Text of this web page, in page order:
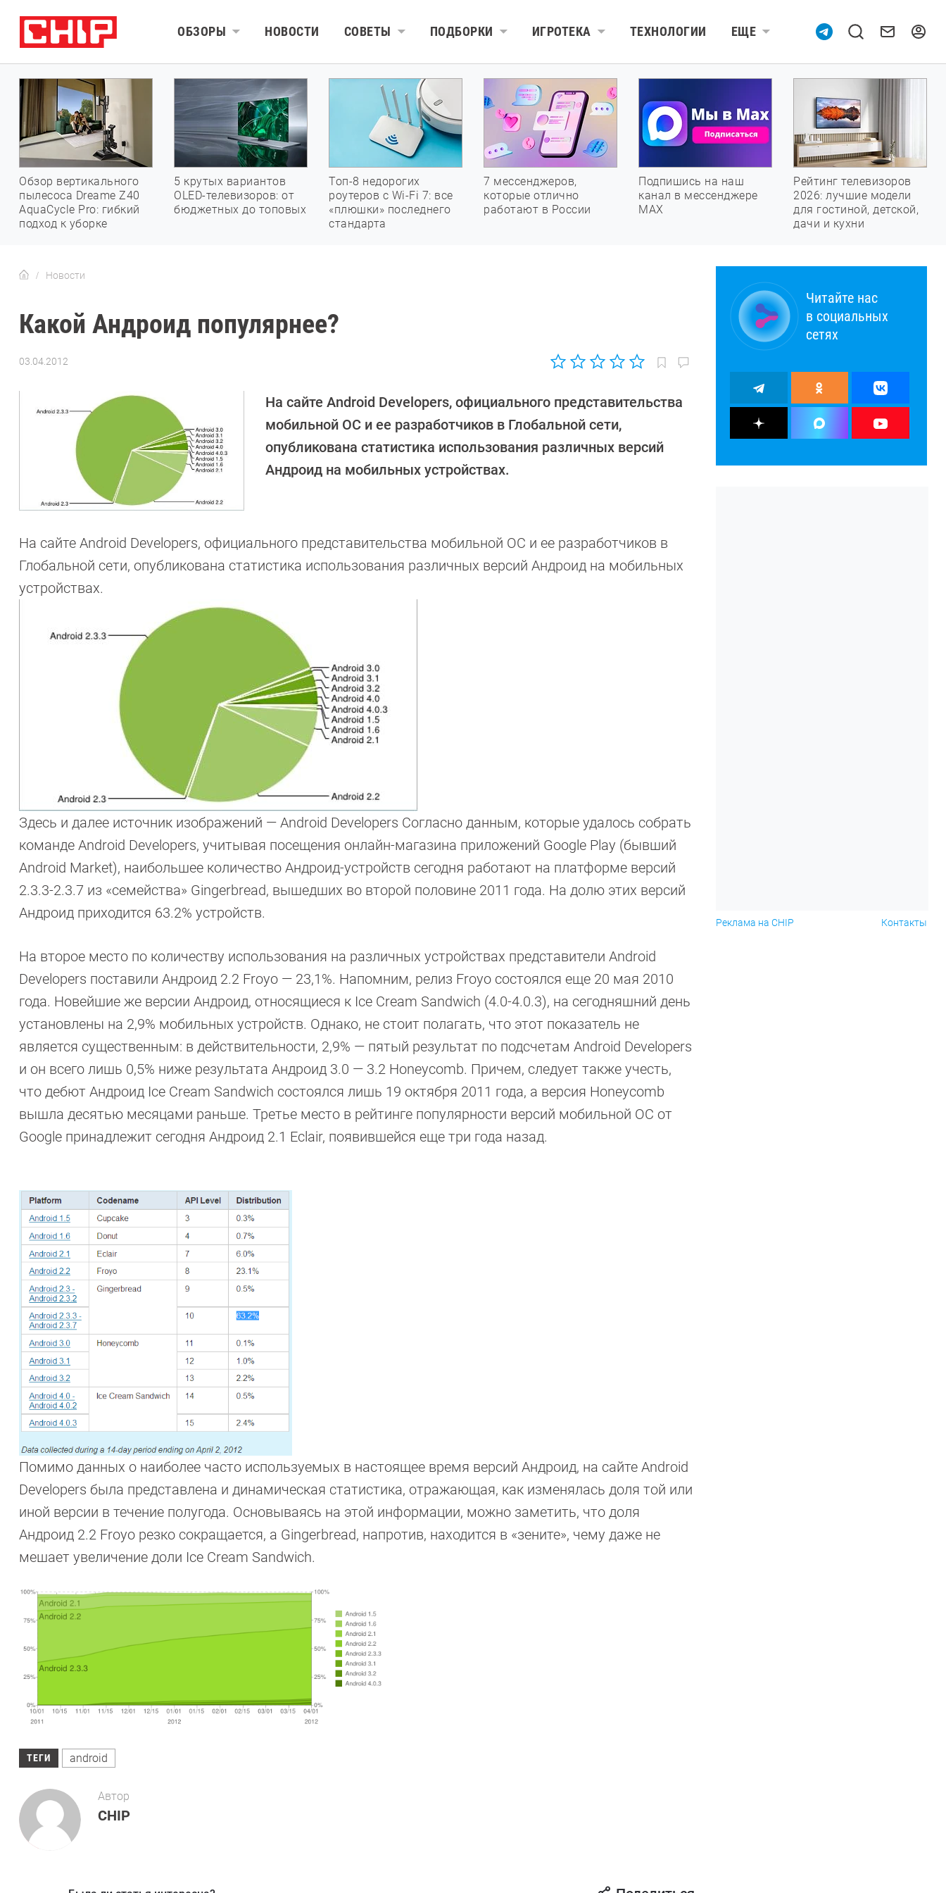
ОБЗОРЫ НОВОСТИ СОВЕТЫ ПОДБОРКИ ИГРОТЕКА ТЕХНОЛОГИИ ЕЩЕ
Обзор вертикального
пылесоса Dreame Z40
AquaCycle Pro: гибкий
подход к уборке
5 крутых вариантов
OLED-телевизоров: от
бюджетных до топовых
Топ-8 недорогих
роутеров с Wi-Fi 7: все
«плюшки» последнего
стандарта
7 мессенджеров,
которые отлично
работают в России
Подпишись на наш
канал в мессенджере
МАХ
Рейтинг телевизоров
2026: лучшие модели
для гостиной, детской,
дачи и кухни
Новости
Какой Андроид популярнее?
03.04.2012
На сайте Android Developers, официального представительства
мобильной ОС и ее разработчиков в Глобальной сети,
опубликована статистика использования различных версий
Андроид на мобильных устройствах.
На сайте Android Developers, официального представительства мобильной ОС и ее разработчиков в
Глобальной сети, опубликована статистика использования различных версий Андроид на мобильных
устройствах.
Здесь и далее источник изображений — Android Developers Согласно данным, которые удалось собрать
команде Android Developers, учитывая посещения онлайн-магазина приложений Google Play (бывший
Android Market), наибольшее количество Андроид-устройств сегодня работают на платформе версий
2.3.3-2.3.7 из «семейства» Gingerbread, вышедших во второй половине 2011 года. На долю этих версий
Андроид приходится 63.2% устройств.
На второе место по количеству использования на различных устройствах представители Android
Developers поставили Андроид 2.2 Froyo — 23,1%. Напомним, релиз Froyo состоялся еще 20 мая 2010
года. Новейшие же версии Андроид, относящиеся к Ice Cream Sandwich (4.0-4.0.3), на сегодняшний день
установлены на 2,9% мобильных устройств. Однако, не стоит полагать, что этот показатель не
является существенным: в действительности, 2,9% — пятый результат по подсчетам Android Developers
и он всего лишь 0,5% ниже результата Андроид 3.0 — 3.2 Honeycomb. Причем, следует также учесть,
что дебют Андроид Ice Cream Sandwich состоялся лишь 19 октября 2011 года, а версия Honeycomb
вышла десятью месяцами раньше. Третье место в рейтинге популярности версий мобильной ОС от
Google принадлежит сегодня Андроид 2.1 Eclair, появившейся еще три года назад.
Помимо данных о наиболее часто используемых в настоящее время версий Андроид, на сайте Android
Developers была представлена и динамическая статистика, отражающая, как изменялась доля той или
иной версии в течение полугода. Основываясь на этой информации, можно заметить, что доля
Андроид 2.2 Froyo резко сокращается, а Gingerbread, напротив, находится в «зените», чему даже не
мешает увеличение доли Ice Cream Sandwich.
ТЕГИ android
Автор
CHIP
Читайте нас
в социальных
сетях
Реклама на CHIP Контакты